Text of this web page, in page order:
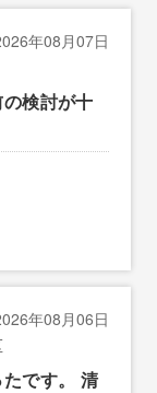
年08月07日
検討が十
年08月06日
です。 清